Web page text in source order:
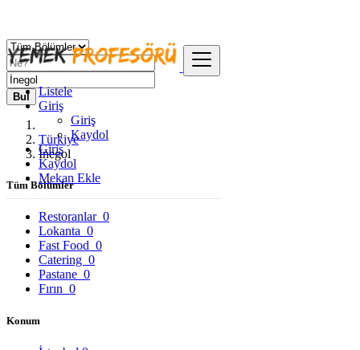
Listele
Giriş
Giriş
Kaydol
Giriş
Kaydol
Mekan Ekle
Bul
Türkiye
İnegol
Tüm Bölümler
Restoranlar 0
Lokanta 0
Fast Food 0
Catering 0
Pastane 0
Fırın 0
Konum